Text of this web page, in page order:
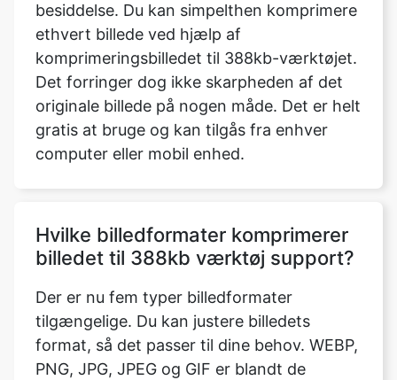
Det forringer dog ikke skarpheden af det
originale billede på nogen måde. Det er helt
gratis at bruge og kan tilgås fra enhver
computer eller mobil enhed.
Hvilke billedformater komprimerer
Der er nu fem typer billedformater
tilgængelige. Du kan justere billedets
format, så det passer til dine behov. WEBP,
PNG, JPG, JPEG og GIF er blandt de
tilgængelige formater. Hvis du vil bevare
formatet det samme, skal du vælge
indstillingen 'Indtast mime-typen. ' Når du